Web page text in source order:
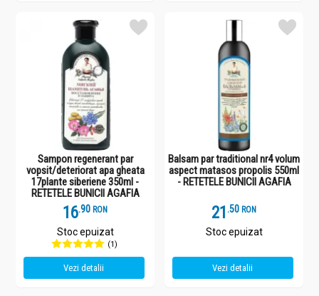
Sampon regenerant par
vopsit/deteriorat apa gheata
17plante siberiene 350ml -
RETETELE BUNICII AGAFIA
16.9 RON
Stoc epuizat
(1)
Vezi detalii
Balsam par traditional nr4 volum
aspect matasos propolis 550ml
- RETETELE BUNICII AGAFIA
21 .5 RON
Stoc epuizat
Vezi detalii